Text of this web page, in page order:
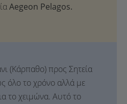
Aegeon Pelagos.
(Κάρπαθο) προς Σητεία
όλο το χρόνο αλλά με
το χειμώνα. Αυτό το